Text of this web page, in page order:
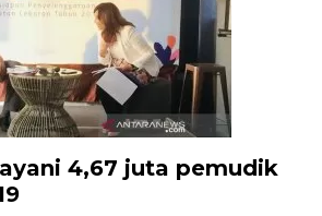
4,67 juta pemudik